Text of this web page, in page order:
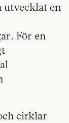
utvecklat en
För en
cirklar